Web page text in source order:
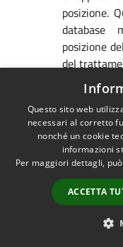
posizione.
database
posizione
del
Monitoraggio
servizi
il
consentirne il
funzionalità,
problemi. I
caratteristiche
questi servizi,
Registrazione
Questo sito web
necessari al corretto
nonché un cookie
informazioni
Per maggiori dettagli,
ACCETTA